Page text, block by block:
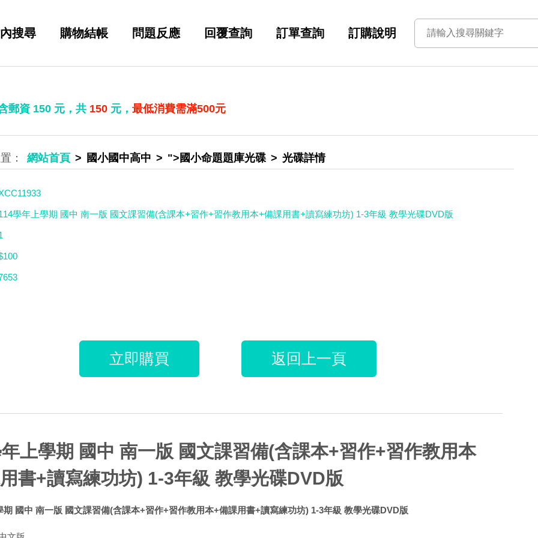
搜尋 購物結帳 問題反應 回覆查詢 訂單查詢 訂購說明
郵資 150 元，共 150 元， 最低消費需滿500元
網站首頁 國小國中高中 ">國小命題題庫光碟 光碟詳情
學年上學期 國中 南一版 國文課習備(含課本+習作+習作教用本+備課用書+讀寫練功坊) 1-3年級 教學光碟DVD版
立即購買 返回上一頁
上學期 國中 南一版 國文課習備(含課本+習作+習作教用本
書+讀寫練功坊) 1-3年級 教學光碟DVD版
期 國中 南一版 國文課習備(含課本+習作+習作教用本+備課用書+讀寫練功坊) 1-3年級 教學光碟DVD版